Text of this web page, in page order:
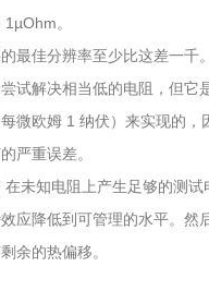
。
最佳分辨率至少比这差一千
试解决相当低的电阻，但它
微欧姆 1 纳伏）来实现的，
严重误差。
未知电阻上产生足够的测试
应降低到可管理的水平。然
余的热偏移。